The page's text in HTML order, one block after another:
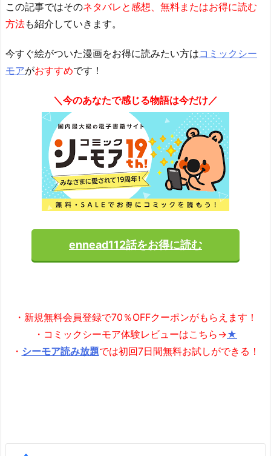
この記事ではそのネタバレと感想、無料またはお得に読む
方法も紹介していきます。
今すぐ絵がついた漫画をお得に読みたい方はコミックシー
モアがおすすめです！
＼今のあなたで感じる物語は今だけ／
ennead112話をお得に読む
・新規無料会員登録で70％OFFクーポンがもらえます！
・コミックシーモア体験レビューはこちら→★
・ シーモア読み放題では初回7日間無料お試しができる！